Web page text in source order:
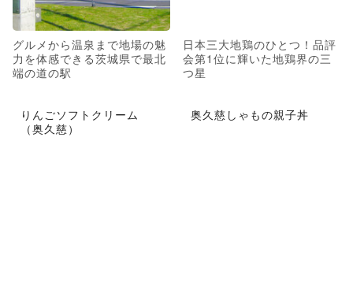
グルメから温泉まで地場の魅
力を体感できる茨城県で最北
端の道の駅
日本三大地鶏のひとつ！品評
会第1位に輝いた地鶏界の三
つ星
りんごソフトクリーム
（奥久慈）
奥久慈しゃもの親子丼